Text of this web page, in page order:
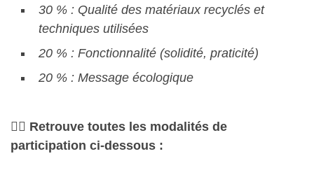
30 % : Qualité des matériaux recyclés et
techniques utilisées
20 % : Fonctionnalité (solidité, praticité)
20 % : Message écologique
👇🏻 Retrouve toutes les modalités de
participation ci-dessous :